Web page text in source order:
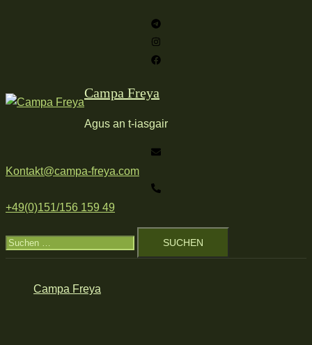
Campa Freya
Agus an t-iasgair
Kontakt@campa-freya.com
+49(0)151/156 159 49
Suchen
nach:
Campa Freya